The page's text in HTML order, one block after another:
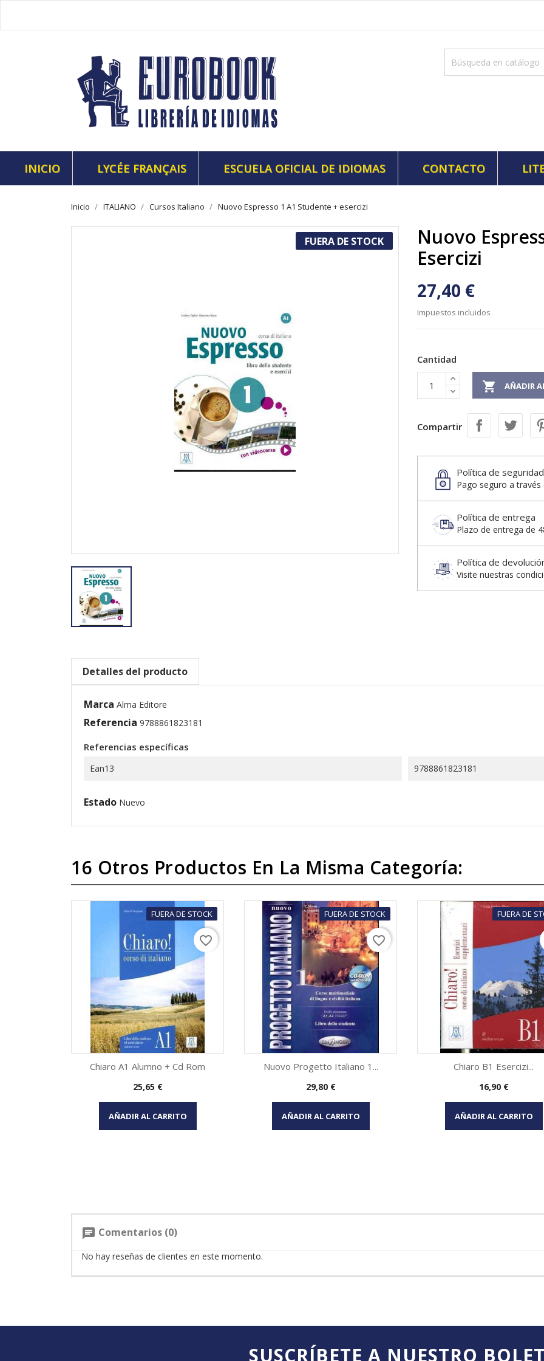
INICIO LYCÉE FRANÇAIS ESCUELA OFICIAL DE IDIOMAS CONTACTO
Inicio ITALIANO Cursos Italiano Nuovo Espresso 1 A1 Studente + esercizi
FUERA DE STOCK
Nuovo
Esercizi
27,40 €
Impuestos incluidos
Cantidad
 AÑADIR
Compartir
Política de seguridad
Pago seguro a través
Política de entrega
Plazo de entrega de
Política de
Visite nuestras
Detalles del producto
Marca Alma Editore
Referencia 9788861823181
Referencias específicas
Ean13 9788861823181
Estado Nuevo
16 Otros Productos En La Misma Categoría:
FUERA DE STOCK
Vista rápida
Chiaro A1 Alumno + Cd Rom
Precio
25,65 €
AÑADIR AL CARRITO
favorite_border
FUERA DE STOCK
Vista rápida
Nuovo Progetto Italiano 1...
Precio
29,80 €
AÑADIR AL CARRITO
favorite_border
FUERA DE
Vista rápida
Chiaro B1 Esercizi...
Precio
16,90 €
AÑADIR AL CARRITO
chat Comentarios (0)
No hay reseñas de clientes en este momento.
SUSCRÍBETE A NUESTRO